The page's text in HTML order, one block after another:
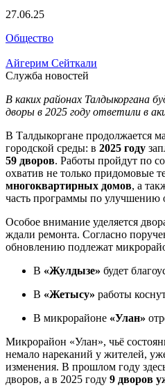
27.06.25
Общество
Айгерим Сейткали
Служба новостей
В каких районах Талдыкоргана
дворы в 2025 году ответили в
В Талдыкоргане продолжается
городской среды: в 2025 году
59 дворов. Работы пройдут по
охватив не только придомовые
многоквартирных домов, а
часть программы по улучшению
Особое внимание уделяется
ждали ремонта. Согласно
обновлению подлежат
В «Жулдызе» будет
В «Жетысу» работы
В микрорайоне «Улан»
Микрорайон «Улан», чьё
немало нареканий у жителей,
изменения. В прошлом году
дворов, а в 2025 году 9 дворов